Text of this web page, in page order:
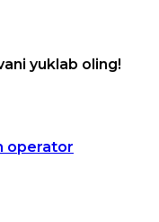
yuklab oling!
operator